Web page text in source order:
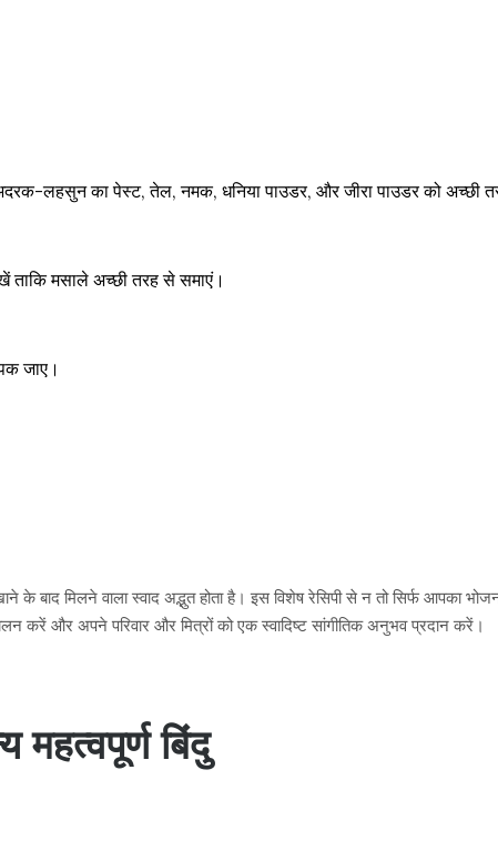
लहसुन का पेस्ट, तेल, नमक, धनिया पाउडर, और जीरा पाउडर को अच्छी
मसाले अच्छी तरह से समाएं।
जाए।
बाद मिलने वाला स्वाद अद्भुत होता है। इस विशेष रेसिपी से न तो सिर्फ आपका
करें और अपने परिवार और मित्रों को एक स्वादिष्ट सांगीतिक अनुभव प्रदान करें।
बिंदु